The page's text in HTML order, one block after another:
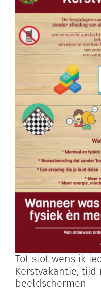
Tot slot wens ik
Kerstvakantie, tijd
beeldschermen